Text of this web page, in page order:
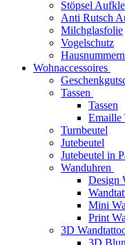
Stöpsel
Anti Rutsch
Milchglasfolie
Vogelschutz
Wohnaccessoires
Tassen
Tassen
Emaille
Turnbeutel
Jutebeutel
Jutebeutel in
Wanduhren
Design
Mini
Print
3D
3D